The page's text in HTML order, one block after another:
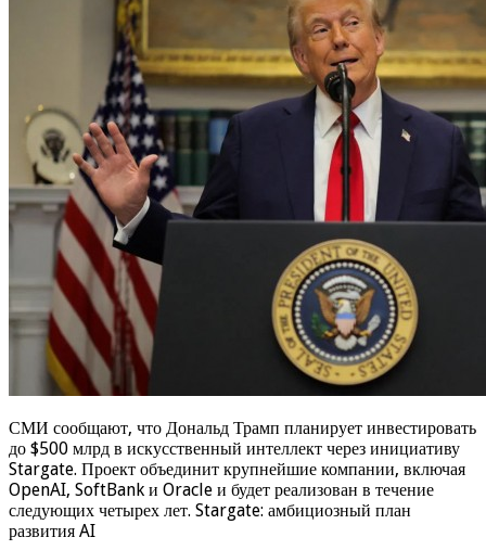
СМИ сообщают, что Дональд Трамп планирует инвестировать
до $500 млрд в искусственный интеллект через инициативу
Stargate. Проект объединит крупнейшие компании, включая
OpenAI, SoftBank и Oracle и будет реализован в течение
следующих четырех лет. Stargate: амбициозный план
развития AI